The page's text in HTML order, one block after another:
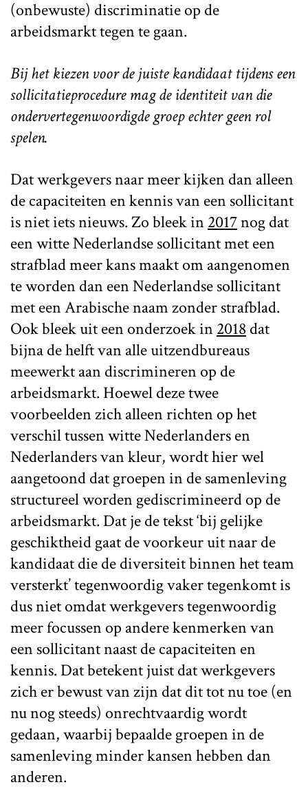
(onbewuste) discriminatie op de
arbeidsmarkt tegen te gaan.
Bij het kiezen voor de juiste kandidaat tijdens een
sollicitatieprocedure mag de identiteit van die
ondervertegenwoordigde groep echter geen rol
spelen.
Dat werkgevers naar meer kijken dan alleen
de capaciteiten en kennis van een sollicitant
is niet iets nieuws. Zo bleek in2017nog dat
een witte Nederlandse sollicitant met een
strafblad meer kans maakt om aangenomen
te worden dan een Nederlandse sollicitant
met een Arabische naam zonder strafblad.
Ook bleek uit een onderzoek in2018 dat
bijna de helft van alle uitzendbureaus
meewerkt aan discrimineren op de
arbeidsmarkt. Hoewel deze twee
voorbeelden zich alleen richten op het
verschil tussen witte Nederlanders en
Nederlanders van kleur, wordt hier wel
aangetoond dat groepen in de samenleving
structureel worden gediscrimineerd op de
arbeidsmarkt. Dat je de tekst ‘bij gelijke
geschiktheid gaat de voorkeur uit naar de
kandidaat die de diversiteit binnen het team
versterkt’ tegenwoordig vaker tegenkomt is
dus niet omdat werkgevers tegenwoordig
meer focussen op andere kenmerken van
een sollicitant naast de capaciteiten en
kennis. Dat betekent juist dat werkgevers
zich er bewust van zijn dat dit tot nu toe (en
nu nog steeds) onrechtvaardig wordt
gedaan, waarbij bepaalde groepen in de
samenleving minder kansen hebben dan
anderen.